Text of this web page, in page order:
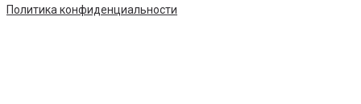
Политика конфиденциальности